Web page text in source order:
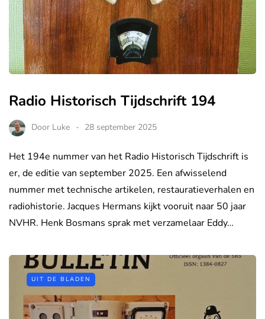
Radio Historisch Tijdschrift 194
Door Luke 28 september 2025
Het 194e nummer van het Radio Historisch Tijdschrift is
er, de editie van september 2025. Een afwisselend
nummer met technische artikelen, restauratieverhalen en
radiohistorie. Jacques Hermans kijkt vooruit naar 50 jaar
NVHR. Henk Bosmans sprak met verzamelaar Eddy…
UIT DE BLADEN